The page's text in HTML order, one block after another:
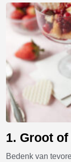
1. Groot
Bedenk van